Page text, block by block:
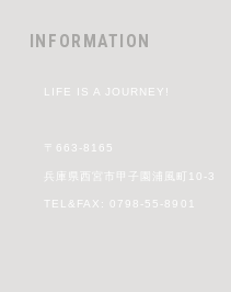
INFORMATION
LIFE IS A JOURNEY!
〒663-8165
兵庫県西宮市甲子園浦風町10-3
TEL&FAX: 0798-55-8901